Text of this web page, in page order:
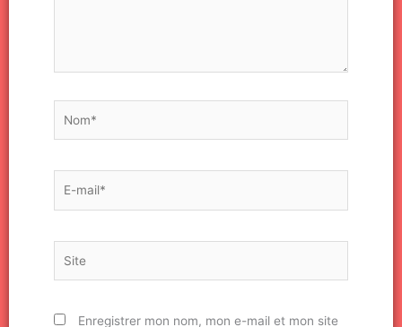
mail*
Enregistrer mon nom, mon e-mail et mon site